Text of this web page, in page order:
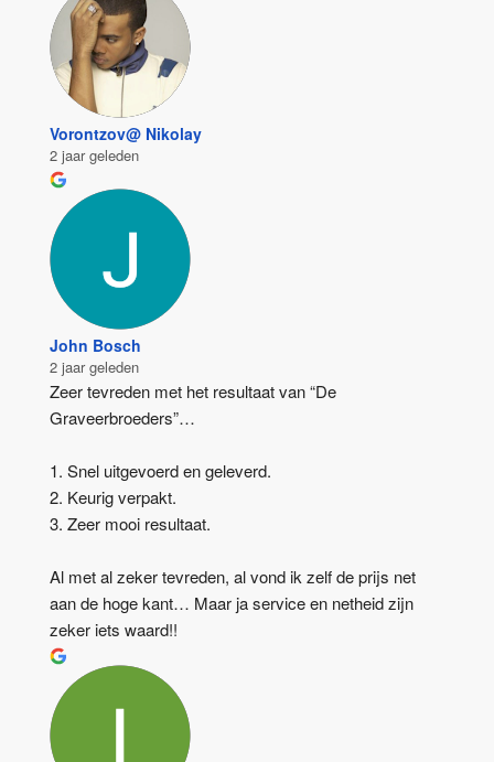
Vorontzov@ Nikolay
2 jaar geleden
John Bosch
2 jaar geleden
Zeer tevreden met het resultaat van “De
Graveerbroeders”…
1. Snel uitgevoerd en geleverd.
2. Keurig verpakt.
3. Zeer mooi resultaat.
Al met al zeker tevreden, al vond ik zelf de prijs net
aan de hoge kant… Maar ja service en netheid zijn
zeker iets waard!!